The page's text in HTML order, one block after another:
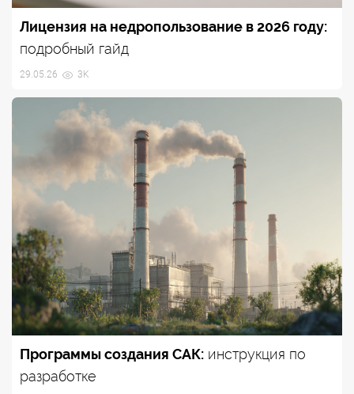
Лицензия на недропользование в 2026 году:
подробный гайд
29.05.26 3K
Программы создания САК: инструкция по
разработке